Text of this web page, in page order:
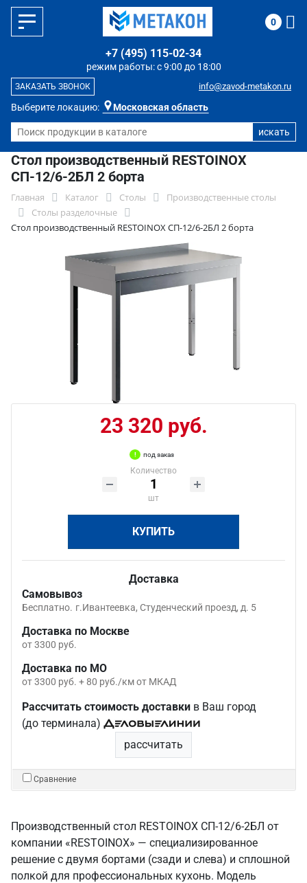
Выберите локацию: Московская область
режим работы: с 9:00 до 18:00
+7 (495) 115-02-34
info@zavod-metakon.ru
ЗАКАЗАТЬ ЗВОНОК
0
Стол производственный RESTOINOX
СП-12/6-2БЛ 2 борта
Главная Каталог Столы
Производственные столы
Столы разделочные
Стол производственный RESTOINOX СП-12/6-2БЛ 2 борта
23 320 руб.
под заказ
Количество
шт
КУПИТЬ
Доставка
Самовывоз
Бесплатно. г.Ивантеевка, Студенческий проезд, д. 5
Доставка по Москве
от 3300 руб.
Доставка по МО
от 3300 руб. + 80 руб./км от МКАД
Рассчитать стоимость доставки в Ваш город
(до терминала)
рассчитать
Сравнение
Производственный стол RESTOINOX СП-12/6-2БЛ от
компании «RESTOINOX» — специализированное
решение с двумя бортами (сзади и слева) и сплошной
полкой для профессиональных кухонь. Модель